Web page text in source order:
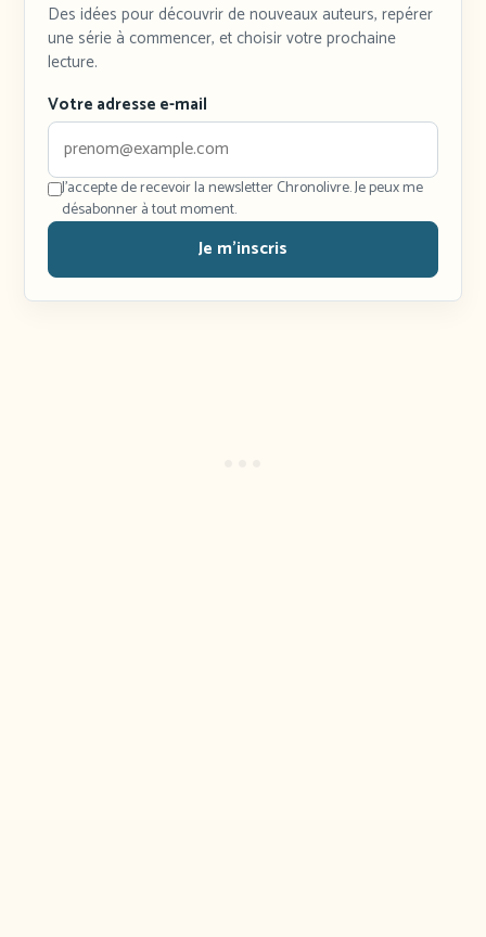
Des idées pour découvrir de nouveaux auteurs, repérer
une série à commencer, et choisir votre prochaine
lecture.
Votre adresse e-mail
J'accepte de recevoir la newsletter Chronolivre. Je peux me
désabonner à tout moment.